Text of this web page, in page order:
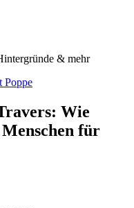
& mehr
Poppe
Wie
für